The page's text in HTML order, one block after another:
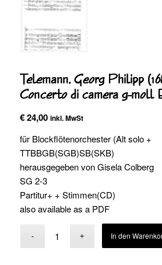
Telemann, Georg Philipp
Concerto di camera g-moll
€24,00 inkl. MwSt
für Blockflötenorchester (Alt solo +
TTBBGB(SGB)SB(SKB)
herausgegeben von Gisela Colberg
SG 2-3
Partitur+ + Stimmen(CD)
also available as a PDF
In den